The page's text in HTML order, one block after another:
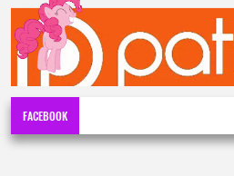
FACEBOOK